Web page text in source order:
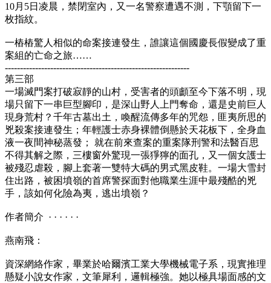
10月5日凌晨，禁閉室內，又一名警察遭遇不測，下顎留下一
枚指紋。
一樁樁驚人相似的命案接連發生，誰讓這個國慶長假變成了重
案組的亡命之旅……
-------------------------------------------------------------
第三部
一場滅門案打破寂靜的山村，受害者的頭顱至今下落不明，現
場只留下一串巨型腳印，是深山野人上門奪命，還是史前巨人
現身荒村？千年古墓出土，喚醒流傳多年的咒怨，匪夷所思的
兇殺案接連發生；年輕護士赤身裸體倒懸於天花板下，全身血
液一夜間神秘蒸發； 就在前來查案的重案隊刑警和法醫百思
不得其解之際，三樓窗外驚現一張猙獰的面孔，又一個女護士
被殘忍虐殺，腳上套著一雙特大碼的男式黑皮鞋。一場大雪封
住出路，被困墳嶺的首席警探面對他職業生涯中最殘酷的兇
手，該如何化險為夷，逃出墳嶺？
作者簡介 · · · · · ·
燕南飛：
資深網絡作家，畢業於哈爾濱工業大學機械電子系，現實推理
懸疑小說女作家，文筆犀利，邏輯極強。她以極具場面感的文